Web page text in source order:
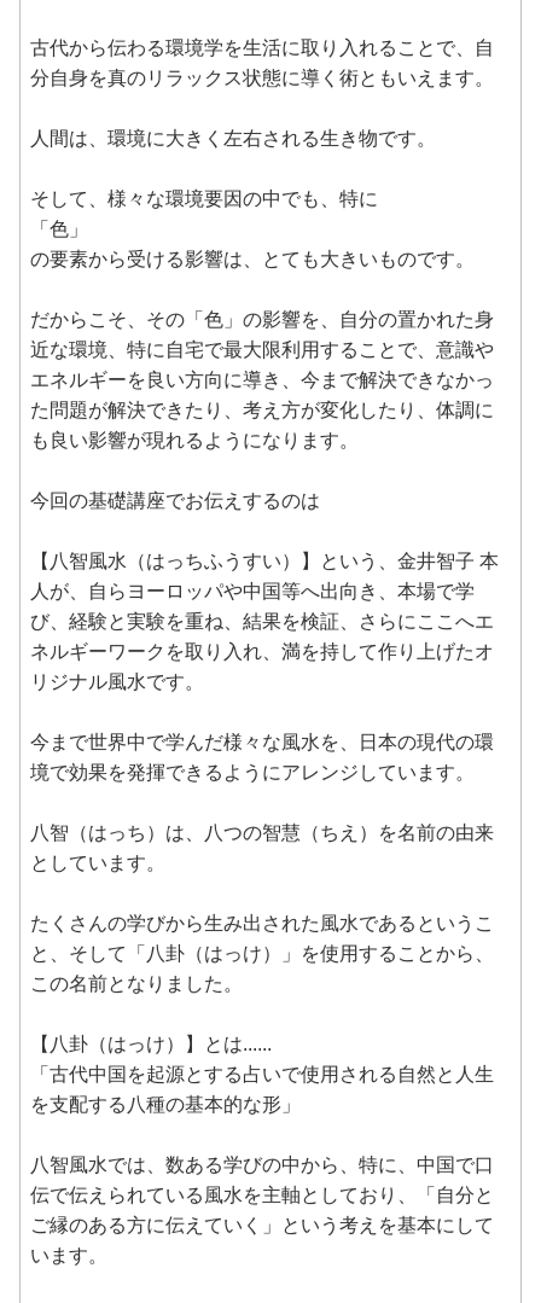
古代から伝わる環境学を生活に取り入れることで、自
分自身を真のリラックス状態に導く術ともいえます。
人間は、環境に大きく左右される生き物です。
そして、様々な環境要因の中でも、特に
「色」
の要素から受ける影響は、とても大きいものです。
だからこそ、その「色」の影響を、自分の置かれた身
近な環境、特に自宅で最大限利用することで、意識や
エネルギーを良い方向に導き、今まで解決できなかっ
た問題が解決できたり、考え方が変化したり、体調に
も良い影響が現れるようになります。
今回の基礎講座でお伝えするのは
【八智風水（はっちふうすい）】という、金井智子 本
人が、自らヨーロッパや中国等へ出向き、本場で学
び、経験と実験を重ね、結果を検証、さらにここへエ
ネルギーワークを取り入れ、満を持して作り上げたオ
リジナル風水です。
今まで世界中で学んだ様々な風水を、日本の現代の環
境で効果を発揮できるようにアレンジしています。
八智（はっち）は、八つの智慧（ちえ）を名前の由来
としています。
たくさんの学びから生み出された風水であるというこ
と、そして「八卦（はっけ）」を使用することから、
この名前となりました。
【八卦（はっけ）】とは......
「古代中国を起源とする占いで使用される自然と人生
を支配する八種の基本的な形」
八智風水では、数ある学びの中から、特に、中国で口
伝で伝えられている風水を主軸としており、「自分と
ご縁のある方に伝えていく」という考えを基本にして
います。